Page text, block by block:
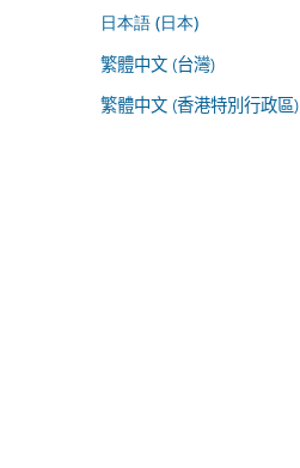
日本語 (日本)
繁體中文 (台灣)
繁體中文 (香港特別行政區)